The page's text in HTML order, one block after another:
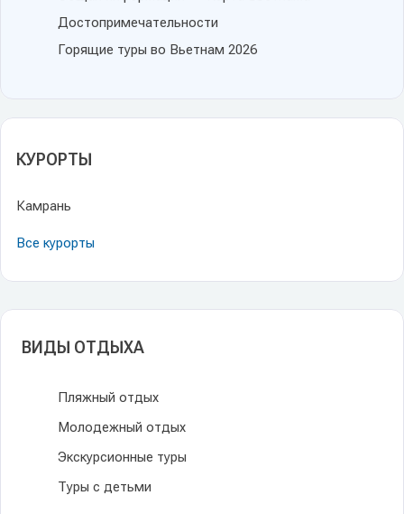
Достопримечательности
Горящие туры во Вьетнам 2026
КУРОРТЫ
Камрань
Все курорты
ВИДЫ ОТДЫХА
Пляжный отдых
Молодежный отдых
Экскурсионные туры
Туры с детьми